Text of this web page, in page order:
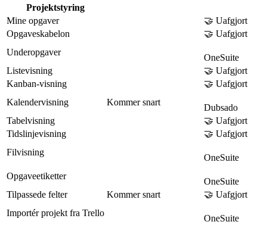
Projektstyring
Mine opgaver
🤝 Uafgjort
Opgaveskabelon
🤝 Uafgjort
Underopgaver
OneSuite
Listevisning
🤝 Uafgjort
Kanban-visning
🤝 Uafgjort
Kalendervisning
Kommer snart
Dubsado
Tabelvisning
🤝 Uafgjort
Tidslinjevisning
🤝 Uafgjort
Filvisning
OneSuite
Opgaveetiketter
OneSuite
Tilpassede felter
Kommer snart
🤝 Uafgjort
Importér projekt fra Trello
OneSuite